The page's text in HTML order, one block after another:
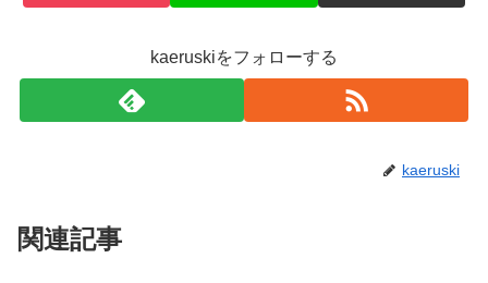
kaeruskiをフォローする
kaeruski
関連記事